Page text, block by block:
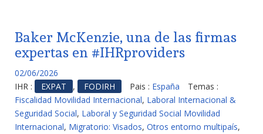
Baker McKenzie, una de las firmas
expertas en #IHRproviders
02/06/2026
IHR :
EXPAT , FODIRH Pais : España
Temas :
Fiscalidad Movilidad Internacional, Laboral Internacional &
Seguridad Social, Laboral y Seguridad Social Movilidad
Internacional, Migratorio: Visados, Otros entorno multipaís,